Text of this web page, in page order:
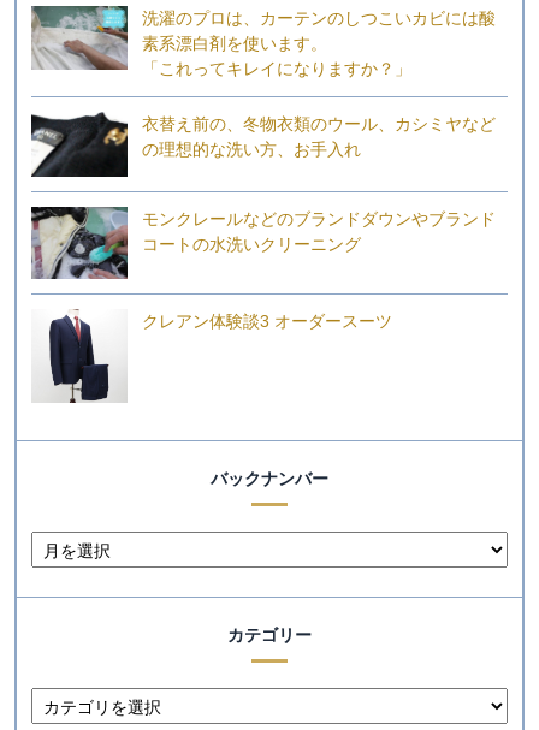
洗濯のプロは、カーテンのしつこいカビには酸
素系漂白剤を使います。
「これってキレイになりますか？」
衣替え前の、冬物衣類のウール、カシミヤなど
の理想的な洗い方、お手入れ
モンクレールなどのブランドダウンやブランド
コートの水洗いクリーニング
クレアン体験談3 オーダースーツ
バックナンバー
カテゴリー